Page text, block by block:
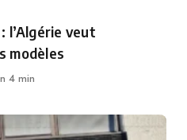
l’Algérie veut
modèles
4 min